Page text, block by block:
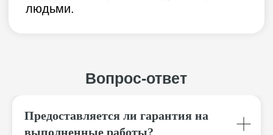
Предоставляется ли гарантия на
выполненные работы?